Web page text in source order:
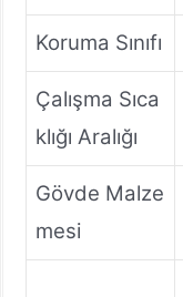
Koruma Sınıfı
Çalışma Sıca
klığı Aralığı
Gövde Malze
mesi